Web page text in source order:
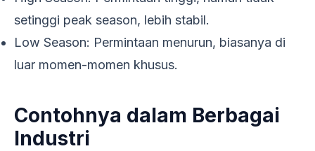
setinggi peak season, lebih stabil.
Low Season: Permintaan menurun, biasanya di
luar momen-momen khusus.
Contohnya dalam Berbagai
Industri